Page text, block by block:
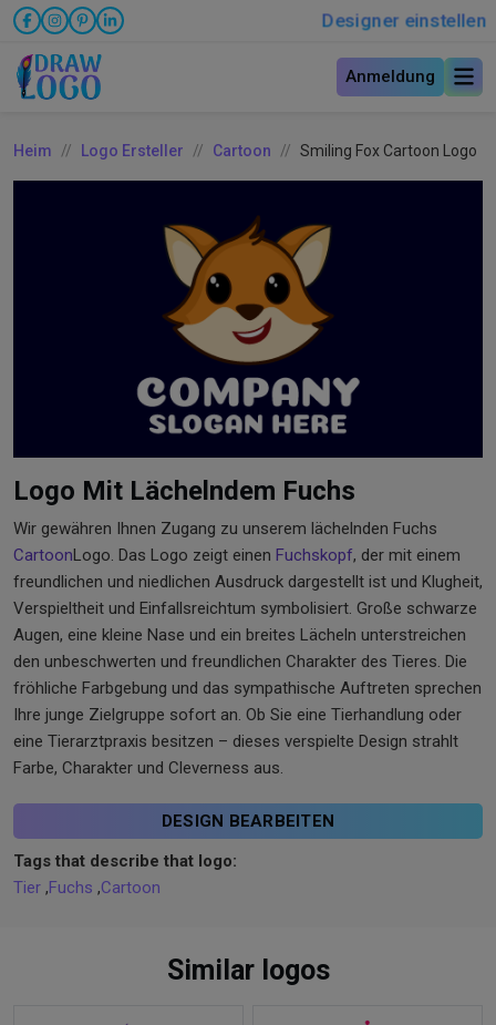
Designer einstellen
Anmeldung
Heim Logo Ersteller Cartoon Smiling Fox Cartoon Logo
Logo Mit Lächelndem Fuchs
Wir gewähren Ihnen Zugang zu unserem lächelnden Fuchs
CartoonLogo. Das Logo zeigt einen Fuchskopf, der mit einem
freundlichen und niedlichen Ausdruck dargestellt ist und Klugheit,
Verspieltheit und Einfallsreichtum symbolisiert. Große schwarze
Augen, eine kleine Nase und ein breites Lächeln unterstreichen
den unbeschwerten und freundlichen Charakter des Tieres. Die
fröhliche Farbgebung und das sympathische Auftreten sprechen
Ihre junge Zielgruppe sofort an. Ob Sie eine Tierhandlung oder
eine Tierarztpraxis besitzen – dieses verspielte Design strahlt
Farbe, Charakter und Cleverness aus.
DESIGN BEARBEITEN
Tags that describe that logo:
Tier ,Fuchs ,Cartoon
Similar logos